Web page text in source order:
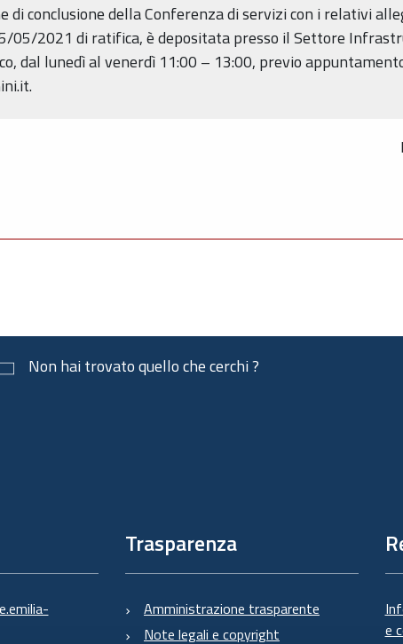
di conclusione della Conferenza di servizi con i relativi
05/2021 di ratifica, è depositata presso il Settore
dal lunedì al venerdì 11:00 – 13:00, previo
Non hai trovato quello che cerchi ?
Trasparenza
Amministrazione trasparente
Note legali e copyright
e